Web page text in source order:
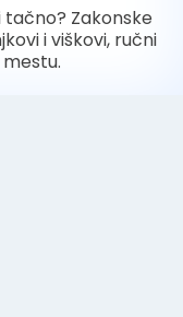
Zakonske
i viškovi, ručni